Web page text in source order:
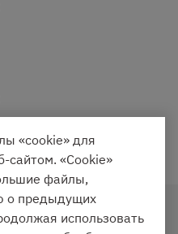
Стол.
Studio
«cookie» для
сайтом. «Cookie»
файлы,
о предыдущих
использовать